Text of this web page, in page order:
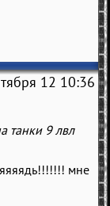
12 10:36
танки 9 лвл
мне